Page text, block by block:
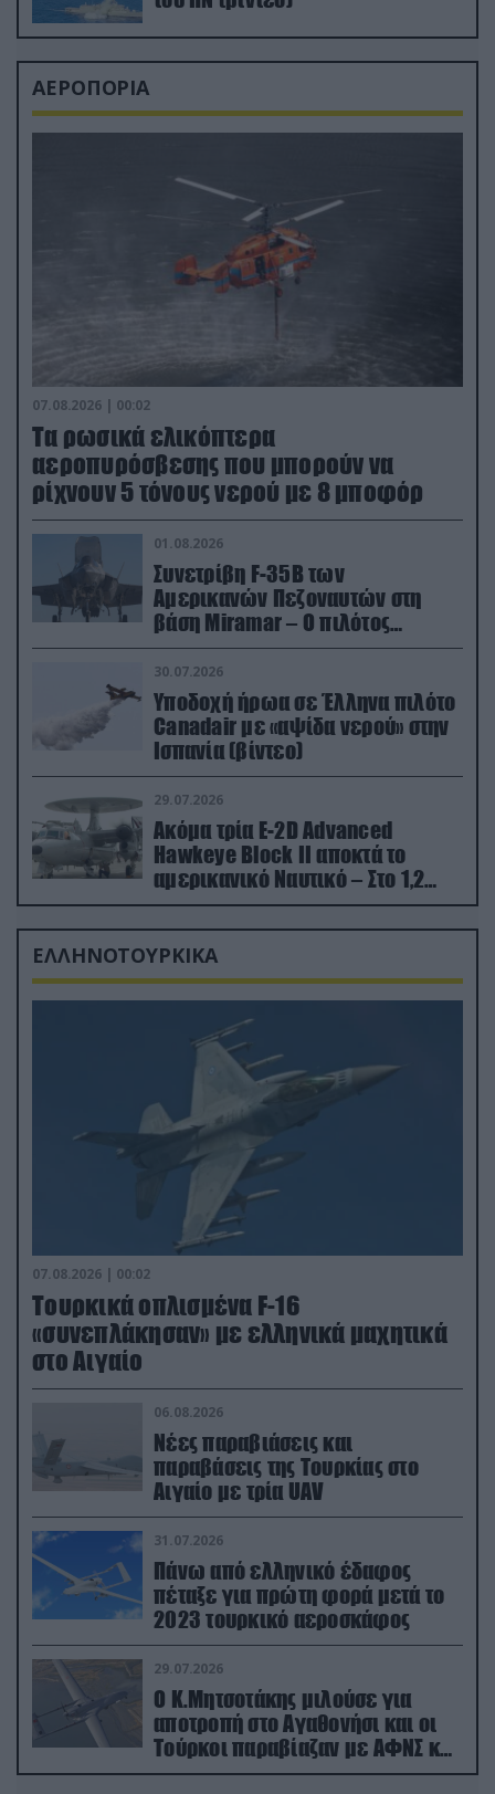
ΑΕΡΟΠΟΡΙΑ
07.08.2026 | 00:02
Τα ρωσικά ελικόπτερα
αεροπυρόσβεσης που μπορούν να
ρίχνουν 5 τόνους νερού με 8 μποφόρ
01.08.2026
Συνετρίβη F-35B των
Αμερικανών Πεζοναυτών στη
βάση Miramar – Ο πιλότος
εκτινάχθηκε εγκαίρως
30.07.2026
Υποδοχή ήρωα σε Έλληνα πιλότο
Canadair με «αψίδα νερού» στην
Ισπανία (βίντεο)
29.07.2026
Ακόμα τρία E-2D Advanced
Hawkeye Block II αποκτά το
αμερικανικό Ναυτικό – Στο 1,2
δισ.δολάρια το κόστος
ΕΛΛΗΝΟΤΟΥΡΚΙΚΑ
07.08.2026 | 00:02
Τουρκικά οπλισμένα F-16
«συνεπλάκησαν» με ελληνικά μαχητικά
στο Αιγαίο
06.08.2026
Νέες παραβιάσεις και
παραβάσεις της Τουρκίας στο
Αιγαίο με τρία UAV
31.07.2026
Πάνω από ελληνικό έδαφος
πέταξε για πρώτη φορά μετά το
2023 τουρκικό αεροσκάφος
29.07.2026
Ο Κ.Μητσοτάκης μιλούσε για
αποτροπή στο Αγαθονήσι και οι
Τούρκοι παραβίαζαν με ΑΦΝΣ και
drone